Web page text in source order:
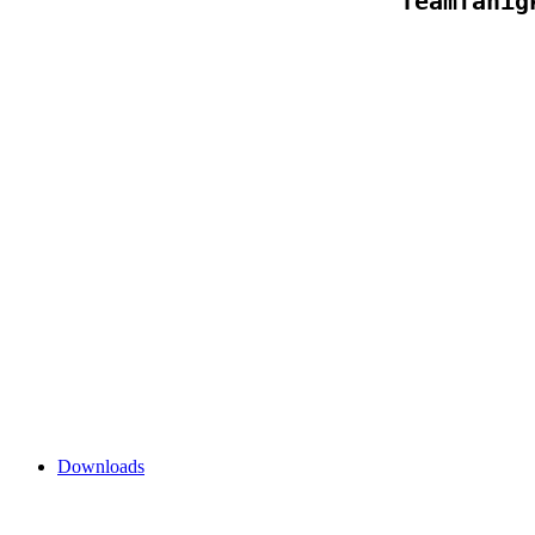
Downloads